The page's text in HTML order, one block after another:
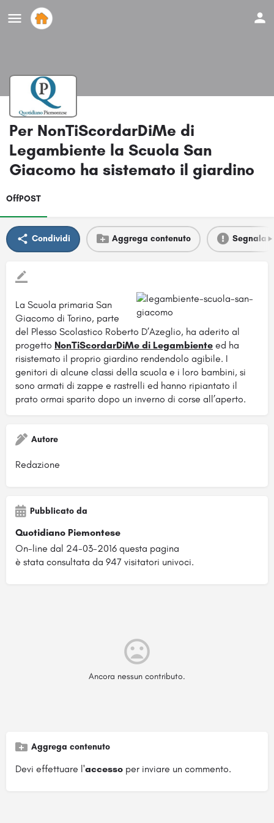
Per NonTiScordarDiMe di
Legambiente la Scuola San
Giacomo ha sistemato il giardino
OffPOST
Condividi Aggrega contenuto Segnala
La Scuola primaria San
Giacomo di Torino, parte
del Plesso Scolastico Roberto D’Azeglio, ha aderito al
progetto NonTiScordarDiMe di Legambiente ed ha
risistemato il proprio giardino rendendolo agibile. I
genitori di alcune classi della scuola e i loro bambini, si
sono armati di zappe e rastrelli ed hanno ripiantato il
prato ormai sparito dopo un inverno di corse all’aperto.
Autore
Redazione
Pubblicato da
Quotidiano Piemontese
On-line dal 24-03-2016 questa pagina
è stata consultata da 947 visitatori univoci.
Ancora nessun contributo.
Aggrega contenuto
Devi effettuare l'accesso per inviare un commento.